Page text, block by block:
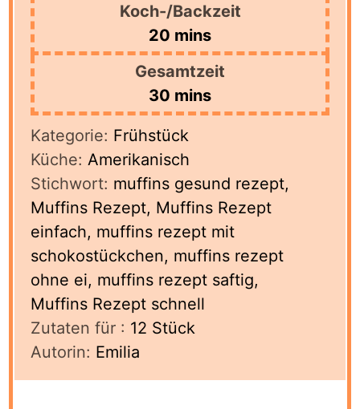
Koch-/Backzeit
20 minutes
mins
Gesamtzeit
30 minutes
mins
Kategorie: Frühstück
Küche:Amerikanisch
Stichwort: muffins gesund rezept,
Muffins Rezept, Muffins Rezept
einfach, muffins rezept mit
schokostückchen, muffins rezept
ohne ei, muffins rezept saftig,
Muffins Rezept schnell
Zutaten für : 12 Stück
Autorin: Emilia